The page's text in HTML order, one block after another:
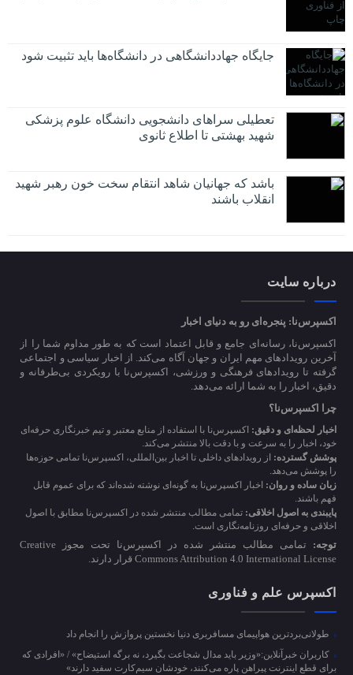
جایگاه جهاددانشگاهی در دانشگاه‌ها باید تثبیت شود
تعطیلی سراهای دانشجویی دانشگاه علوم پزشکی
شهید بهشتی تا اطلاع ثانوی
باشد که جهانیان شاهد انتقام سخت خون رهبر شهید
انقلاب باشند
درباره سایت
اکسپرس‌نا: پنجره‌ای رو به دنیای اخبار
اکسپرس‌نا، رسانه‌ای جامع و قابل اعتماد است که به طور مداوم شما را از
آخرین رویدادهای مهم ایران و جهان آگاه می‌کند. از اخبار سیاسی و اجتماعی
گرفته تا رویدادهای فرهنگی و ورزشی، اکسپرس‌نا با رویکردی بی‌طرفانه و
دقیق، اخبار را به شما ارائه می‌دهد.
چرا اکسپرس‌نا؟
اخبار لحظه‌ای و دقیق: اکسپرس‌نا با استفاده از منابع معتبر و تیم خبرنگاری حرفه‌ای
خود، اخبار را به سرعت و با دقت بالا منتشر می‌کند.
پوشش گسترده: از رویدادهای داخلی تا اخبار بین‌المللی، اکسپرس‌نا تمامی حوزه‌ها
را پوشش می‌دهد.
زبان ساده و روان: اخبار اکسپرس‌نا به گونه‌ای نوشته شده‌اند که برای عموم قابل
فهم باشند.
پایبندی به اصول اخلاقی: تمامی مطالب منتشر شده در اکسپرس‌نا مطابق با اصول
اخلاقی و حرفه‌ای روزنامه‌نگاری است.
توجه:
تمامی مطالب منتشر شده در اکسپرس‌نا تحت مجوز Creative
Commons Attribution 4.0 International License قرار دارند.
اکسپرس علم و فناوری
طولانی‌بردترین هواپیمای مسافربری دنیا نخستین پروازش را انجام داد
کاربران خبرآنلاین:«وزیر باید مدال شجاعت بگیرد، نه برگه استیضاح» / «افرادی که
برای قطع اینترنت پیراهن پاره می‌کنند، خودشان سیم‌کارت سفید دارند»